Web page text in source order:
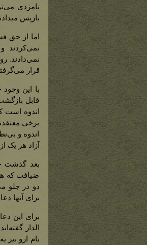
نامزدی
بازپس
اما از حق
نمی‌کردند
نمی‌دادند.
قرار
با این
قابل
اندوه است
برخی
اندوه و
آزاد هر یک
بعد گذشت
ضیافت که
دو در جلو
برای آنها
برای این
الدار
نام ارو نیز